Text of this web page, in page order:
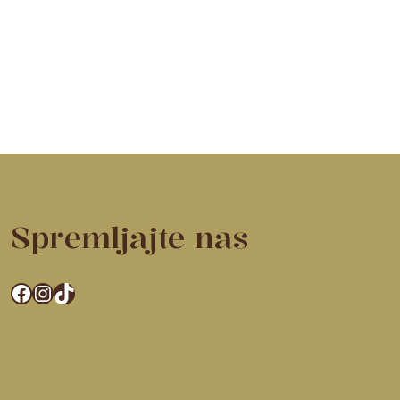
Spremljajte nas
Facebook
Instagram
TikTok